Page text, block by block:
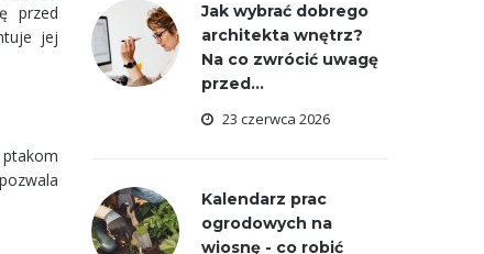
przed
jej
Jak wybrać dobrego
architekta wnętrz?
Na co zwrócić uwagę
przed...
23 czerwca 2026
Kalendarz prac
ogrodowych na
wiosnę - co robić